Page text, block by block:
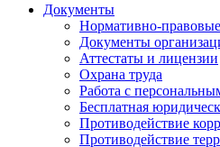
Документы
Нормативно-
Документы
Аттестаты и лицензии
Охрана труда
Работа с
Бесплатная
Противодействие
Противодействие